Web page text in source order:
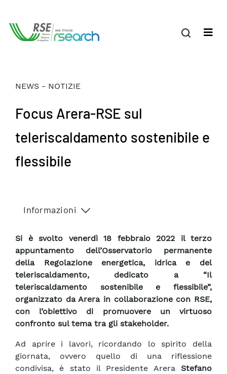
NEWS - NOTIZIE
Focus Arera-RSE sul
teleriscaldamento sostenibile e
flessibile
Informazioni
Si è svolto venerdì 18 febbraio 2022 il terzo
appuntamento dell’Osservatorio permanente
della Regolazione energetica, idrica e del
teleriscaldamento, dedicato a “Il
teleriscaldamento sostenibile e flessibile”,
organizzato da Arera in collaborazione con RSE,
con l’obiettivo di promuovere un virtuoso
confronto sul tema tra gli stakeholder.
Ad aprire i lavori, ricordando lo spirito della
giornata, ovvero quello di una riflessione
condivisa, è stato il Presidente Arera Stefano